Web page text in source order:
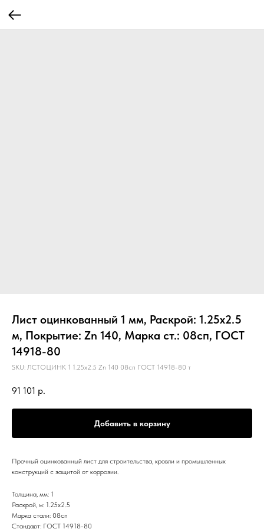
Лист оцинкованный 1 мм, Раскрой: 1.25х2.5
м, Покрытие: Zn 140, Марка ст.: 08сп, ГОСТ
14918-80
SKU: ЛСТОЦИНК 1 1.25х2.5 Zn 140 08сп ГОСТ 14918-80 т
91 101 р.
Добавить в корзину
Прочный оцинкованный лист для строительства, кровли и промышленных
конструкций с защитой от коррозии.
Толщина, мм: 1
Раскрой, м: 1.25х2.5
Марка стали: 08сп
Стандарт: ГОСТ 14918-80